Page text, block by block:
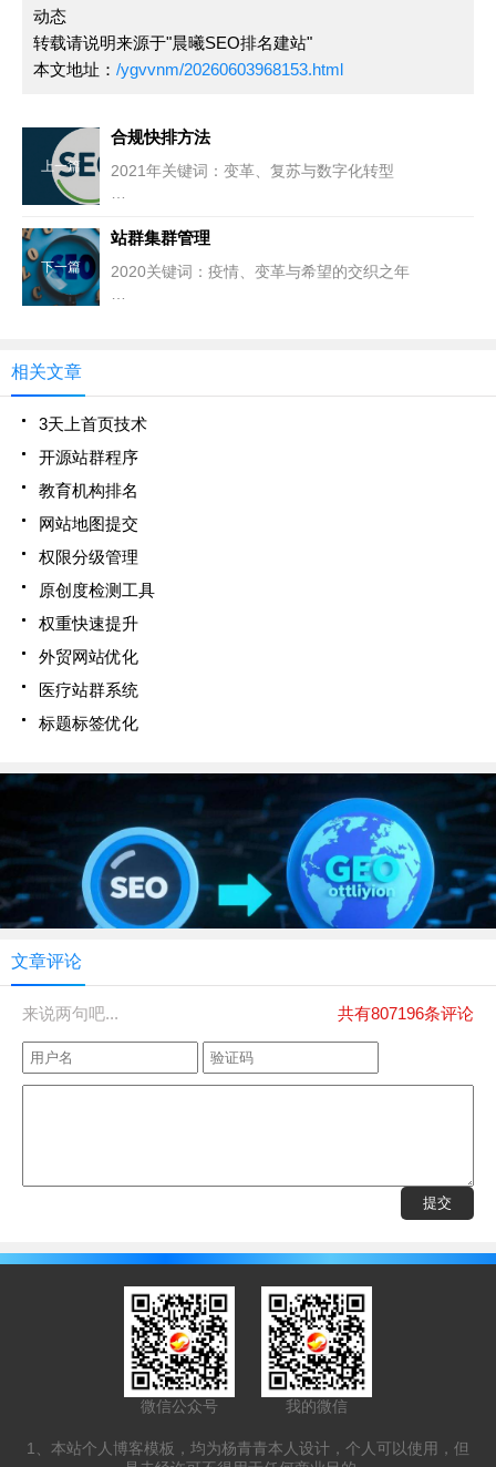
动态
转载请说明来源于"晨曦SEO排名建站"
本文地址： /ygvvnm/20260603968153.html
上一篇
合规快排方法
2021年关键词：变革、复苏与数字化转型
下一篇
站群集群管理
2020关键词：疫情、变革与希望的交织之年
相关文章
3天上首页技术
开源站群程序
教育机构排名
网站地图提交
权限分级管理
原创度检测工具
权重快速提升
外贸网站优化
医疗站群系统
标题标签优化
文章评论
共有807196条评论
来说两句吧...
微信公众号 我的微信
1、本站个人博客模板，均为杨青青本人设计，个人可以使用，但